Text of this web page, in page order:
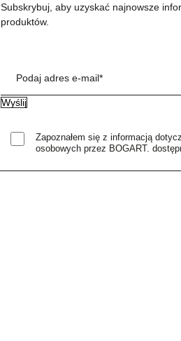
Subskrybuj, aby uzyskać najnowsze
produktów.
Podaj adres e-mail*
Zapoznałem się z informacją
osobowych przez BOGART.